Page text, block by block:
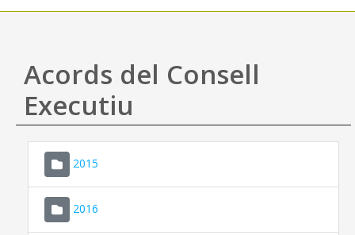
Utilitats
Ajuda
Acords del Consell
Executiu
2015
2016